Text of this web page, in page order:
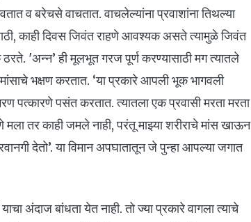
व बरेचसे वाचतात. वाचलेल्यांना प्रवाशांना तिथल्या
काही दिवस जिवंत राहणे आवश्यक असते त्यामुळे जिवंत
'अन्न’ ही मूलभूत गरज पूर्ण करण्यासाठी मग त्यातले
भक्षण करतात. ‘या प्रकारे आपली भूक भागवली
पत्कारणे पसंत करतात. त्यातला एक प्रवासी मरता मरता
मला तर काही जमले नाही, परंतू माझ्या शरीराचे मांस खाऊन
देतो’. या विमान अपघातातून जे पुन्हा आपल्या जगात
अंदाज बांधता येत नाही. तो ज्या प्रकारे वागला त्याचे